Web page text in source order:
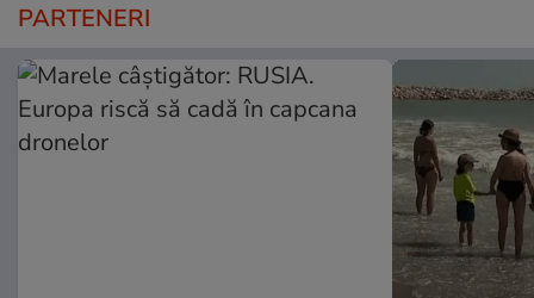
PARTENERI